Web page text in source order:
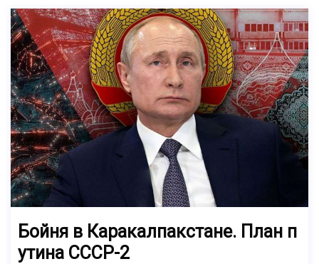
Бойня в Каракалпакстане. План п
утина СССР-2